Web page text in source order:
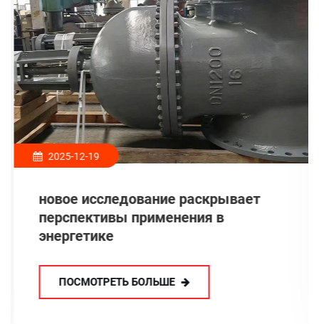
2025-12-19
новое исследование раскрывает
перспективы применения в
энергетике
ПОСМОТРЕТЬ БОЛЬШЕ